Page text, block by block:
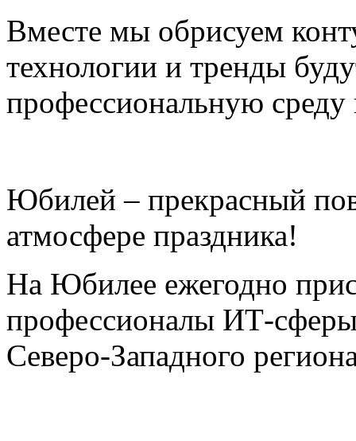
Вместе мы обрисуем
технологии и тренды
профессиональную
Юбилей – прекрасный
атмосфере праздника!
На Юбилее ежегодно
профессионалы ИТ-
Северо-Западного